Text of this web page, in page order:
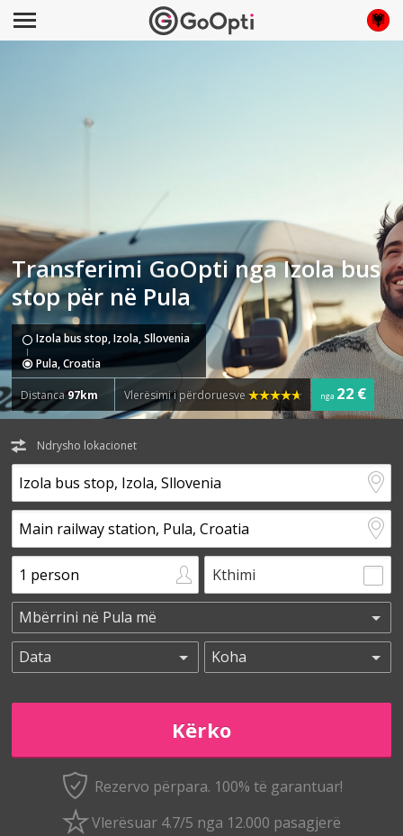
Transferimi GoOpti nga Izola bus
stop për në Pula
Izola bus stop, Izola, Sllovenia
Pula, Croatia
Distanca97km Vlerësimi i përdoruesve nga 22 €
Ndrysho lokacionet
Kthimi
Rezervo përpara. 100% të garantuar!
Vlerësuar 4.7/5 nga 12.000 pasagjerë